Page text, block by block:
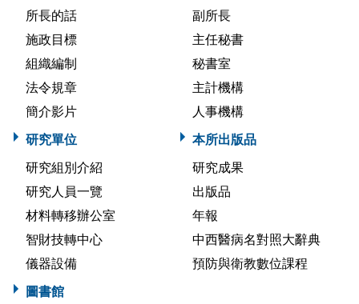
所長的話
施政目標
組織編制
法令規章
簡介影片
副所長
主任秘書
秘書室
主計機構
人事機構
研究單位
研究組別介紹
研究人員一覽
材料轉移辦公室
智財技轉中心
儀器設備
本所出版品
研究成果
出版品
年報
中西醫病名對照大辭典
預防與衛教數位課程
圖書館